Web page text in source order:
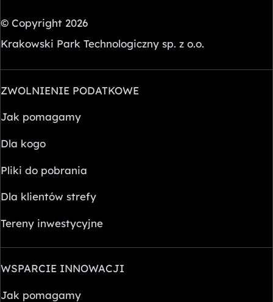
© Copyright 2026
Krakowski Park Technologiczny sp. z o.o.
ZWOLNIENIE PODATKOWE
Jak pomagamy
Dla kogo
Pliki do pobrania
Dla klientów strefy
Tereny inwestycyjne
WSPARCIE INNOWACJI
Jak pomagamy